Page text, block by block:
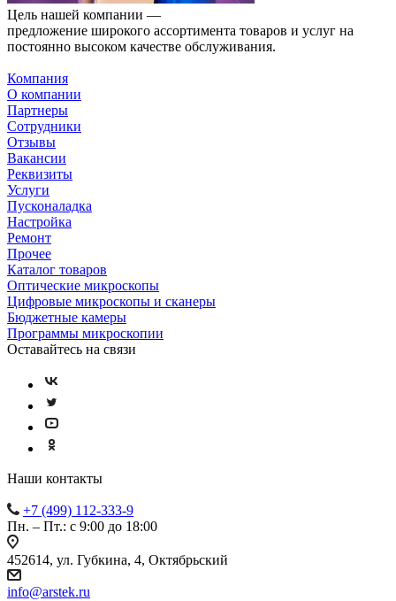
Цель нашей компании —
предложение широкого ассортимента товаров и услуг на
постоянно высоком качестве обслуживания.
Компания
О компании
Партнеры
Сотрудники
Отзывы
Вакансии
Реквизиты
Услуги
Пусконаладка
Настройка
Ремонт
Прочее
Каталог товаров
Оптические микроскопы
Цифровые микроскопы и сканеры
Бюджетные камеры
Программы микроскопии
Оставайтесь на связи
Наши контакты
+7 (499) 112-333-9
Пн. – Пт.: с 9:00 до 18:00
452614, ул. Губкина, 4, Октябрьский
info@arstek.ru